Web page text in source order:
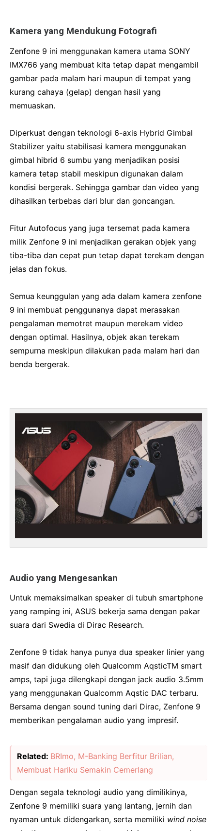
Kamera yang Mendukung Fotografi
Zenfone 9 ini menggunakan kamera utama SONY
IMX766 yang membuat kita tetap dapat mengambil
gambar pada malam hari maupun di tempat yang
kurang cahaya (gelap) dengan hasil yang
memuaskan.
Diperkuat dengan teknologi 6-axis Hybrid Gimbal
Stabilizer yaitu stabilisasi kamera menggunakan
gimbal hibrid 6 sumbu yang menjadikan posisi
kamera tetap stabil meskipun digunakan dalam
kondisi bergerak. Sehingga gambar dan video yang
dihasilkan terbebas dari blur dan goncangan.
Fitur Autofocus yang juga tersemat pada kamera
milik Zenfone 9 ini menjadikan gerakan objek yang
tiba-tiba dan cepat pun tetap dapat terekam dengan
jelas dan fokus.
Semua keunggulan yang ada dalam kamera zenfone
9 ini membuat penggunanya dapat merasakan
pengalaman memotret maupun merekam video
dengan optimal. Hasilnya, objek akan terekam
sempurna meskipun dilakukan pada malam hari dan
benda bergerak.
Audio yang Mengesankan
Untuk memaksimalkan speaker di tubuh smartphone
yang ramping ini, ASUS bekerja sama dengan pakar
suara dari Swedia di Dirac Research.
Zenfone 9 tidak hanya punya dua speaker linier yang
masif dan didukung oleh Qualcomm AqsticTM smart
amps, tapi juga dilengkapi dengan jack audio 3.5mm
yang menggunakan Qualcomm Aqstic DAC terbaru.
Bersama dengan sound tuning dari Dirac, Zenfone 9
memberikan pengalaman audio yang impresif.
Related: BRImo, M-Banking Berfitur Brilian,
Membuat Hariku Semakin Cemerlang
Dengan segala teknologi audio yang dimilikinya,
Zenfone 9 memiliki suara yang lantang, jernih dan
nyaman untuk didengarkan, serta memiliki wind noise